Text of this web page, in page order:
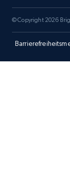
Amazon
Asin, URL,
price,
1.6K+
© Copyright 2026